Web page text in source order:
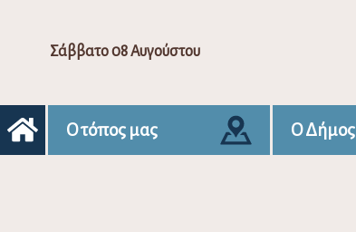
Σάββατο 08 Αυγούστου
Ο τόπος μας Ο Δήμος